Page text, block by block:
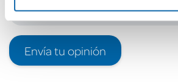
Envía tu opinión